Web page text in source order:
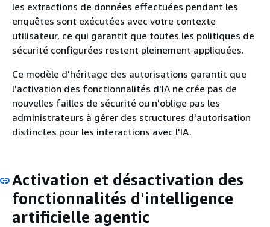
les extractions de données effectuées pendant les
enquêtes sont exécutées avec votre contexte
utilisateur, ce qui garantit que toutes les politiques de
sécurité configurées restent pleinement appliquées.
Ce modèle d'héritage des autorisations garantit que
l'activation des fonctionnalités d'IA ne crée pas de
nouvelles failles de sécurité ou n'oblige pas les
administrateurs à gérer des structures d'autorisation
distinctes pour les interactions avec l'IA.
Activation et désactivation des
fonctionnalités d'intelligence
artificielle agentic